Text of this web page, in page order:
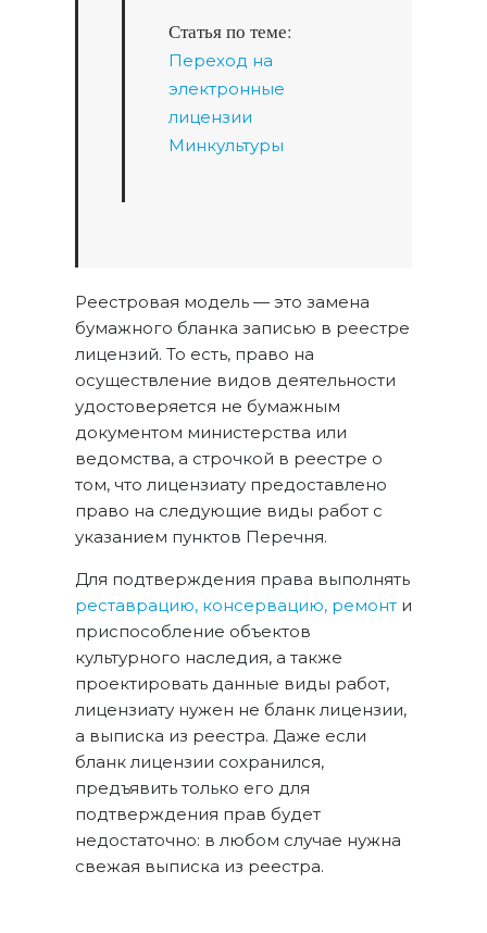
Статья по теме:
Переход на
электронные
лицензии
Минкультуры
Реестровая модель — это замена
бумажного бланка записью в реестре
лицензий. То есть, право на
осуществление видов деятельности
удостоверяется не бумажным
документом министерства или
ведомства, а строчкой в реестре о
том, что лицензиату предоставлено
право на следующие виды работ с
указанием пунктов Перечня.
Для подтверждения права выполнять
реставрацию, консервацию, ремонти
приспособление объектов
культурного наследия, а также
проектировать данные виды работ,
лицензиату нужен не бланк лицензии,
а выписка из реестра. Даже если
бланк лицензии сохранился,
предъявить только его для
подтверждения прав будет
недостаточно: в любом случае нужна
свежая выписка из реестра.